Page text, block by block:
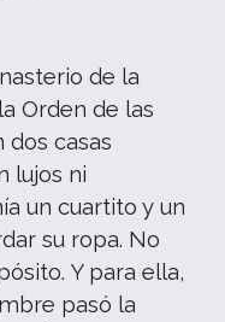
de la
Orden de las
dos casas
lujos ni
un cuartito y un
su ropa. No
Y para ella,
pasó la